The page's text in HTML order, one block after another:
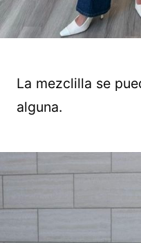
La mezclilla se
alguna.